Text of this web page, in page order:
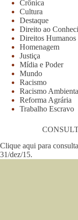
Crônica
Cultura
Destaque
Direito ao
Direitos Humanos
Homenagem
Justiça
Mídia e Poder
Mundo
Racismo
Racismo
Reforma Agrária
Trabalho Escravo
Clique aqui para
31/dez/15.